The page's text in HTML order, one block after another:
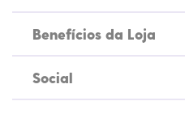
Benefícios da Loja
Social